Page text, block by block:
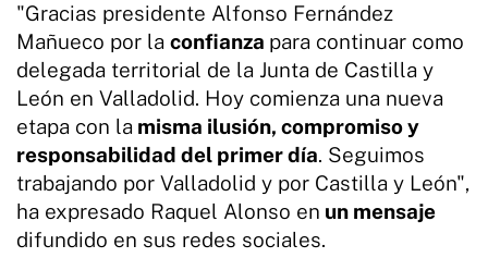
"Gracias presidente Alfonso Fernández
Mañueco por la confianza para continuar como
delegada territorial de la Junta de Castilla y
León en Valladolid. Hoy comienza una nueva
etapa con la misma ilusión, compromiso y
responsabilidad del primer día. Seguimos
trabajando por Valladolid y por Castilla y León",
ha expresado Raquel Alonso en un mensaje
difundido en sus redes sociales.